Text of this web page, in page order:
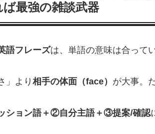
最強の雑談武器
語フレーズは、単語の意味は合って
」より 相手の体面（face） が大事。
ション語＋②自分主語＋③提案/確認